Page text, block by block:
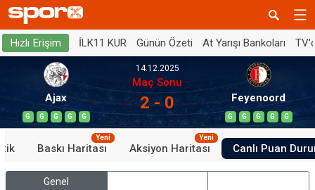
Hızlı Erişim İLK11 KUR Günün Özeti At Yarışı Bankoları
Ajax
G G G G G
14.12.2025
Maç Sonu
2 - 0 Feyenoord
G G G G G
Baskı Haritası
Yeni
Aksiyon Haritası
Yeni
Canlı Puan
Genel